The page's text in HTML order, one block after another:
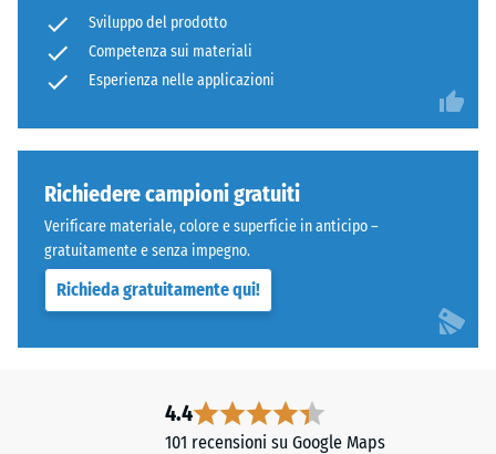
Sviluppo del prodotto
Competenza sui materiali
Esperienza nelle applicazioni
Richiedere campioni gratuiti
Verificare materiale, colore e superficie in anticipo –
gratuitamente e senza impegno.
Richieda gratuitamente qui!
4.4
101 recensioni su Google Maps